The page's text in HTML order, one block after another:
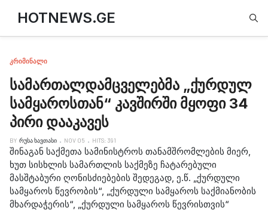
HOTNEWS.GE
ᲙᲠᲘᲛᲘᲜᲐᲚᲘ
სამართალდამცველებმა „ქურდულ
სამყაროსთან“ კავშირში მყოფი 34
პირი დააკავეს
BY ᲠᲣᲡᲐ ᲮᲐᲕᲗᲐᲡᲘ NOV 05 HITS: 391
შინაგან საქმეთა სამინისტროს თანამშრომლების მიერ,
ხუთ სისხლის სამართლის საქმეზე ჩატარებული
მასშტაბური ღონისძიებების შედეგად, ე.წ. „ქურდული
სამყაროს წევრობის“, „ქურდული სამყაროს საქმიანობის
მხარდაჭერის“, „ქურდული სამყაროს წევრისთვის“